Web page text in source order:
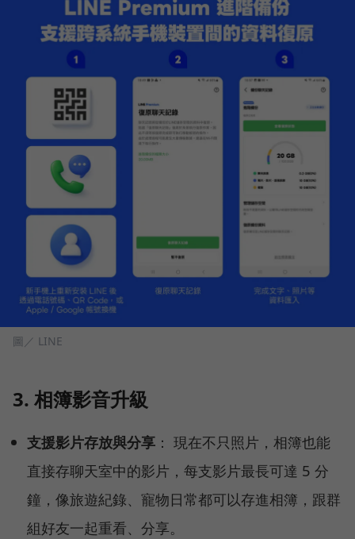
圖／ LINE
3. 相簿影音升級
支援影片存放與分享 ： 現在不只照片，相簿也能
直接存聊天室中的影片，每支影片最長可達 5 分
鐘，像旅遊紀錄、寵物日常都可以存進相簿，跟群
組好友一起重看、分享。